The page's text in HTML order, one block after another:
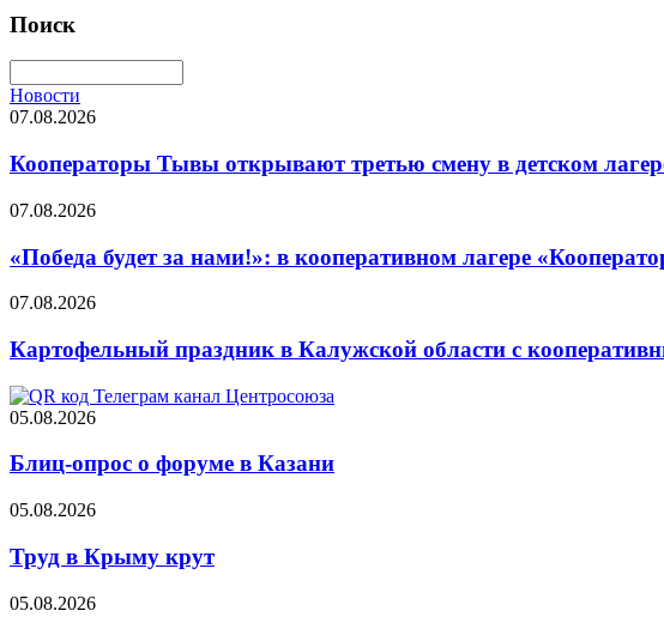
Поиск
Новости
07.08.2026
Кооператоры Тывы открывают третью смену в детском
07.08.2026
«Победа будет за нами!»: в кооперативном лагере
07.08.2026
Картофельный праздник в Калужской области с
05.08.2026
Блиц-опрос о форуме в Казани
05.08.2026
Труд в Крыму крут
05.08.2026